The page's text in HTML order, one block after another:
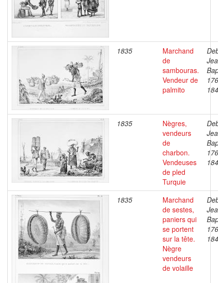
1835
Marchand
de
sambouras.
Vendeur de
palmito
1835
Nègres,
vendeurs
de
charbon.
Vendeuses
de pled
Turquie
1835
Marchand
de sestes,
paniers qui
se portent
sur la tête.
Nègre
vendeurs
de volaille